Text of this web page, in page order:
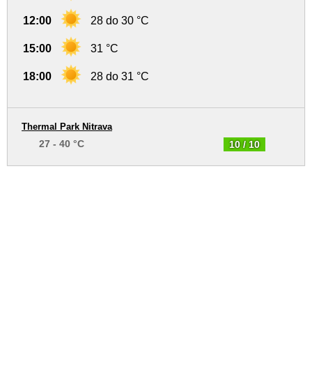
12:00 28 do 30 °C
15:00 31 °C
18:00 28 do 31 °C
10 / 10
Thermal Park Nitrava
27 - 40 °C